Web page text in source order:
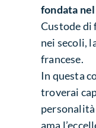
fondata
Custode di
nei secoli,
francese.
In questa
troverai
ama